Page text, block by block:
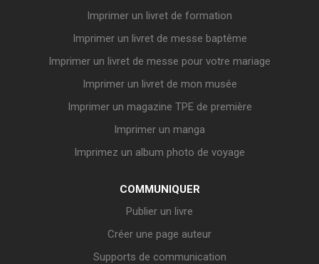
Imprimer un livret de formation
Imprimer un livret de messe baptême
Imprimer un livret de messe pour votre mariage
Imprimer un livret de mon musée
Imprimer un magazine TPE de première
Imprimer un manga
Imprimez un album photo de voyage
COMMUNIQUER
Publier un livre
Créer une page auteur
Supports de communication